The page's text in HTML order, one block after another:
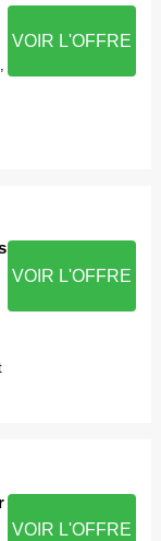
VOIR L'OFFRE
VOIR L'OFFRE
VOIR L'OFFRE